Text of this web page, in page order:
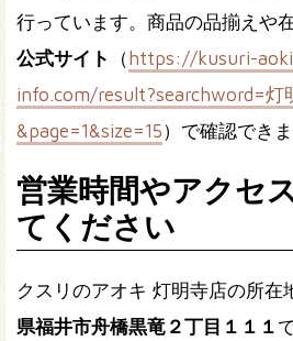
行っています。商品の品揃えや
公式サイト
（ https://kusuri-
info.com/result?searchword=灯
&page=1&size=15）で確認できま
営業時間やアクセ
てください
クスリのアオキ 灯明寺店の所在
県福井市舟橋黒竜２丁目１１１